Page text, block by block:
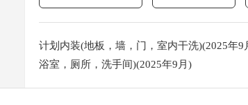
计划内装(地板，墙，门，室内干洗)(2025年
浴室，厕所，洗手间)(2025年9月)